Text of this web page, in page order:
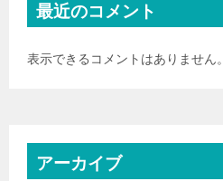
最近のコメント
表示できるコメントはありません。
アーカイブ